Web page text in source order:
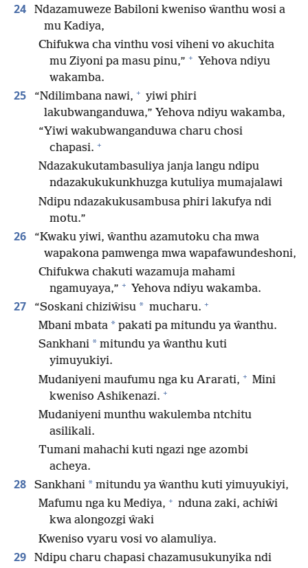
24
Ndazamuweze Babiloni kweniso ŵanthu wosi a
mu Kadiya,
Chifukwa cha vinthu vosi viheni vo akuchita
mu Ziyoni pa masu pinu,” + Yehova ndiyu
wakamba.
25 “Ndilimbana nawi, + yiwi phiri
lakubwanganduwa,” Yehova ndiyu wakamba,
“Yiwi wakubwanganduwa charu chosi
chapasi. +
Ndazakukutambasuliya janja langu ndipu
ndazakukukunkhuzga kutuliya mumajalawi
Ndipu ndazakukusambusa phiri lakufya ndi
motu.”
26
“Kwaku yiwi, ŵanthu azamutoku cha mwa
wapakona pamwenga mwa wapafawundeshoni,
Chifukwa chakuti wazamuja mahami
ngamuyaya,” + Yehova ndiyu wakamba.
27 “Soskani chiziŵisu * mucharu. +
Mbani mbata * pakati pa mitundu ya ŵanthu.
Sankhani * mitundu ya ŵanthu kuti
yimuyukiyi.
Mudaniyeni maufumu nga ku Ararati, + Mini
kweniso Ashikenazi. +
Mudaniyeni munthu wakulemba ntchitu
asilikali.
Tumani mahachi kuti ngazi nge azombi
acheya.
28 Sankhani * mitundu ya ŵanthu kuti yimuyukiyi,
Mafumu nga ku Mediya, + nduna zaki, achiŵi
kwa alongozgi ŵaki
Kweniso vyaru vosi vo alamuliya.
29
Ndipu charu chapasi chazamusukunyika ndi